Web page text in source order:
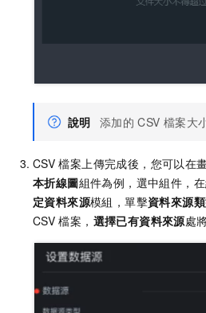
說明 添加的 CSV 檔案大
CSV 檔案上傳完成後，您可以在
本折線圖組件為例，選中組件，
定資料來源模組，單擊資料來源
CSV 檔案， 選擇已有資料來源處